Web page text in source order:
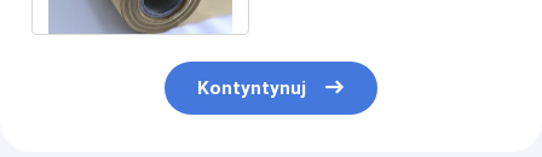
Kontyntynuj